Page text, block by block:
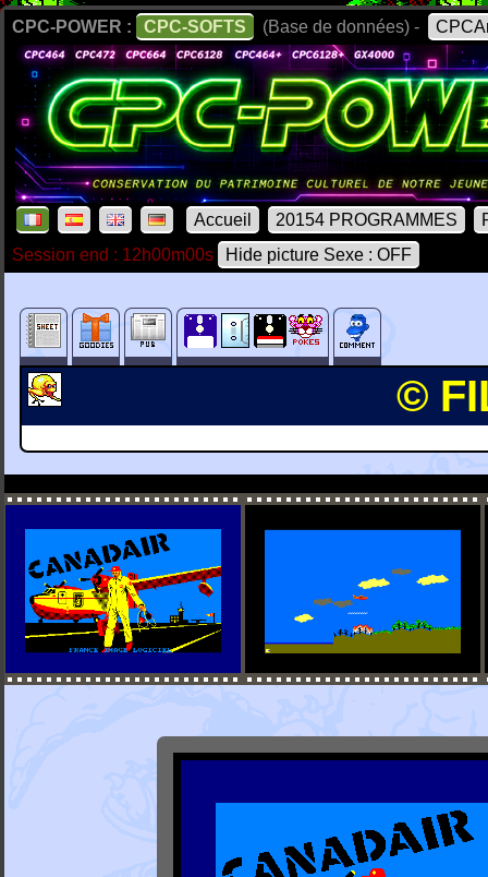
CPC-POWER : CPC-SOFTS (Base de données) -
Accueil 20154 PROGRAMMES
Session end : 12h00m00s
Hide picture Sexe : OFF
©